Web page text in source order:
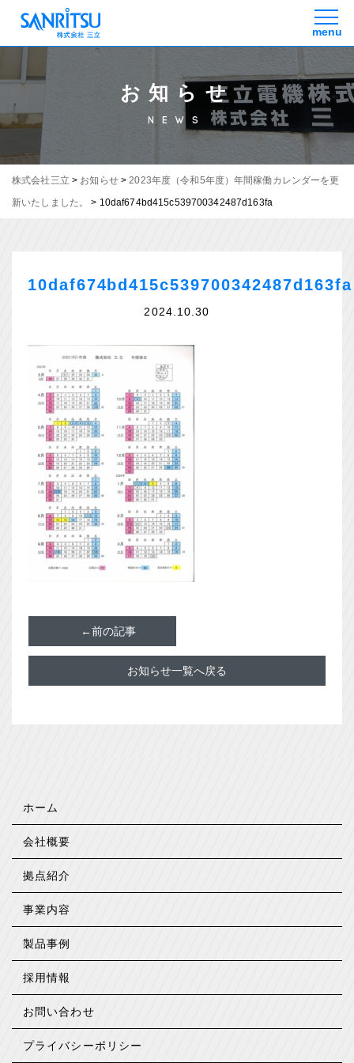
お知らせ
NEWS
株式会社三立 > お知らせ>2023年度（令和5年度）年間稼働カレンダーを更
新いたしました。
> 10daf674bd415c539700342487d163fa
10daf674bd415c539700342487d163fa
2024.10.30
←前の記事
お知らせ一覧へ戻る
ホーム
会社概要
拠点紹介
事業内容
製品事例
採用情報
お問い合わせ
プライバシーポリシー